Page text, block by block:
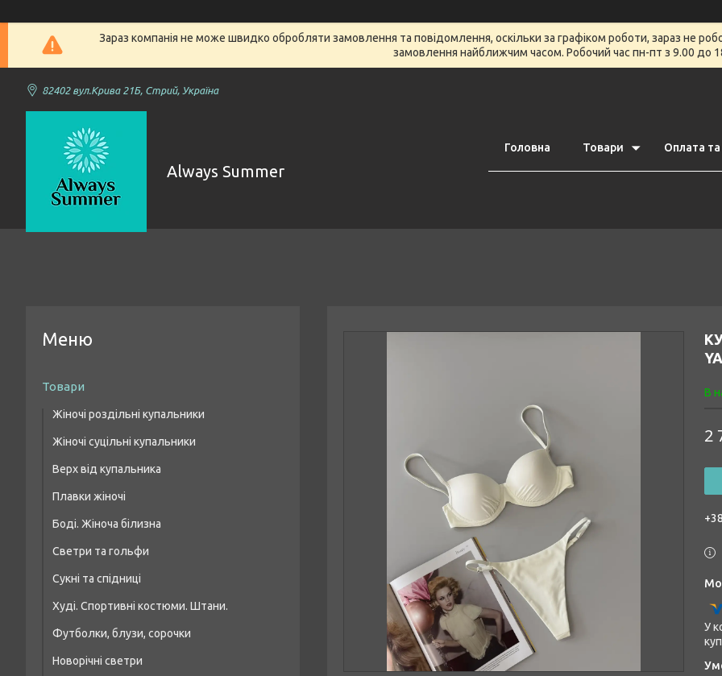
Зараз компанія не може швидко обробляти замовлення та повідомлення, оскільки за графіком роботи, зараз не
замовлення найближчим часом. Робочий час пн-пт з 9.00 до
82402 вул.Крива 21Б, Стрий, Україна
Always Summer
Головна Товари Оплата
В
2
У
Товари
Жіночі роздільні купальники
Купальники бікіні
Купальники з високою талією
Купальники бандо
Купальники топи/шнурівка
Купальники на кісточці, формована чашка
Жіночі суцільні купальники
Верх від купальника
Плавки жіночі
Боді. Жіноча білизна
Светри та гольфи
Сукні та спідниці
Худі. Спортивні костюми. Штани.
Футболки, блузи, сорочки
Новорічні светри